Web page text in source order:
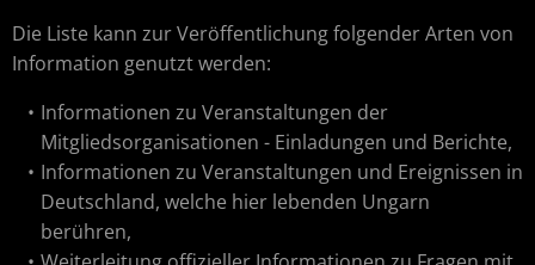
Die Liste kann zur Veröffentlichung folgender Arten von
Information genutzt werden:
Informationen zu Veranstaltungen der
Mitgliedsorganisationen - Einladungen und Berichte,
Informationen zu Veranstaltungen und Ereignissen in
Deutschland, welche hier lebenden Ungarn
berühren,